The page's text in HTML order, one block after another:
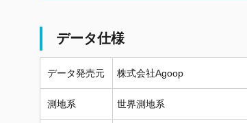
データ仕様
データ発売元 株式会社Agoop
測地系 世界測地系